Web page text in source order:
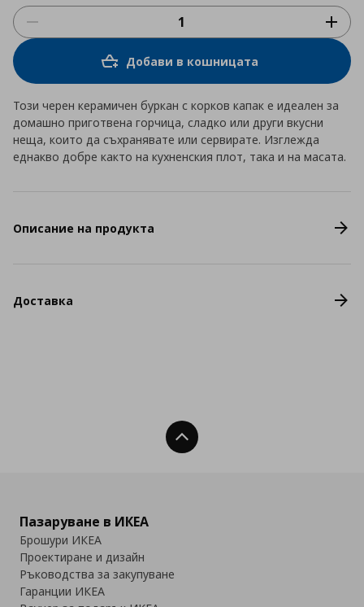
Добави в кошницата
Този черен керамичен буркан с корков капак е идеален за
домашно приготвена горчица, сладко или други вкусни
неща, които да съхранявате или сервирате. Изглежда
еднакво добре както на кухненския плот, така и на масата.
Описание на продукта
Доставка
Нагоре
Пазаруване в ИКЕА
Брошури ИКЕА
Проектиране и дизайн
Ръководства за закупуване
Гаранции ИКЕА